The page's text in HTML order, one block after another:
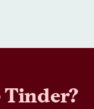
Tinder?